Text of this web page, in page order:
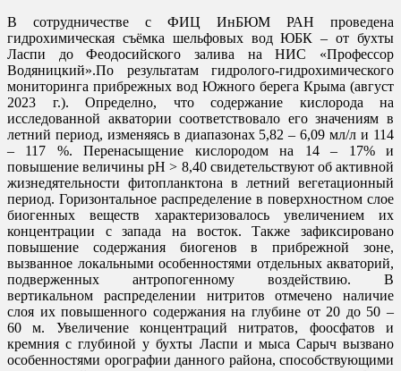
В сотрудничестве с ФИЦ ИнБЮМ РАН проведена
гидрохимическая съёмка шельфовых вод ЮБК – от бухты
Ласпи до Феодосийского залива на НИС «Профессор
Водяницкий».По результатам гидролого-гидрохимического
мониторинга прибрежных вод Южного берега Крыма (август
2023 г.). Определно, что содержание кислорода на
исследованной акватории соответствовало его значениям в
летний период, изменяясь в диапазонах 5,82 – 6,09 мл/л и 114
– 117 %. Перенасыщение кислородом на 14 – 17% и
повышение величины рН > 8,40 свидетельствуют об активной
жизнедятельности фитопланктона в летний вегетационный
период. Горизонтальное распределение в поверхностном слое
биогенных веществ характеризовалось увеличением их
концентрации с запада на восток. Также зафиксировано
повышение содержания биогенов в прибрежной зоне,
вызванное локальными особенностями отдельных акваторий,
подверженных антропогенному воздействию. В
вертикальном распределении нитритов отмечено наличие
слоя их повышенного содержания на глубине от 20 до 50 –
60 м. Увеличение концентраций нитратов, фоосфатов и
кремния с глубиной у бухты Ласпи и мыса Сарыч вызвано
особенностями орографии данного района, способствующими